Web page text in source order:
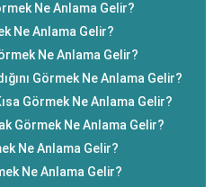
Ne Anlama Gelir?
Ne Anlama Gelir?
Ne Anlama Gelir?
Görmek Ne Anlama Gelir?
Görmek Ne Anlama Gelir?
Görmek Ne Anlama Gelir?
Ne Anlama Gelir?
Ne Anlama Gelir?